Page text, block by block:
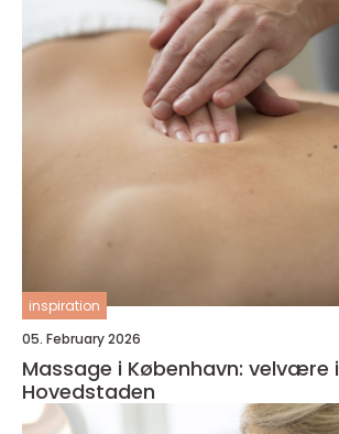
inspiration
05. February 2026
Massage i København: velvære i
Hovedstaden